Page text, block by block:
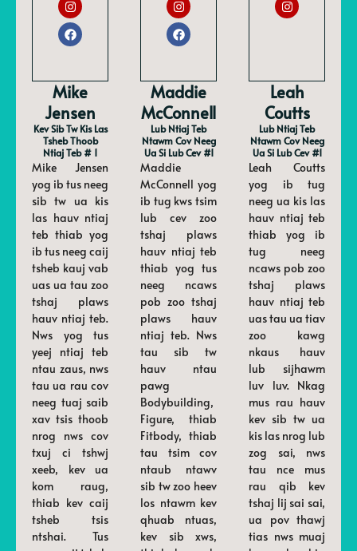
Mike
Jensen
Kev Sib Tw Kis Las
Tsheb Thoob
Ntiaj Teb # 1
Mike Jensen
yog ib tus neeg
sib tw ua kis
las hauv ntiaj
teb thiab yog
ib tus neeg caij
tsheb kauj vab
uas ua tau zoo
tshaj plaws
hauv ntiaj teb.
Nws yog tus
yeej ntiaj teb
ntau zaus, nws
tau ua rau cov
neeg tuaj saib
xav tsis thoob
nrog nws cov
txuj ci tshwj
xeeb, kev ua
kom raug,
thiab kev caij
tsheb tsis
ntshai. Tus
Maddie
McConnell
Lub Ntiaj Teb
Ntawm Cov Neeg
Ua Si Lub Cev #1
Maddie
McConnell yog
ib tug kws tsim
lub cev zoo
tshaj plaws
hauv ntiaj teb
thiab yog tus
neeg ncaws
pob zoo tshaj
plaws hauv
ntiaj teb. Nws
tau sib tw
hauv ntau
pawg
Bodybuilding,
Figure, thiab
Fitbody, thiab
tau tsim cov
ntaub ntawv
sib tw zoo heev
los ntawm kev
qhuab ntuas,
kev sib xws,
Leah
Coutts
Lub Ntiaj Teb
Ntawm Cov Neeg
Ua Si Lub Cev #1
Leah Coutts
yog ib tug
neeg ua kis las
hauv ntiaj teb
thiab yog ib
tug neeg
ncaws pob zoo
tshaj plaws
hauv ntiaj teb
uas tau ua tiav
zoo kawg
nkaus hauv
lub sijhawm
luv luv. Nkag
mus rau hauv
kev sib tw ua
kis las nrog lub
zog sai, nws
tau nce mus
rau qib kev
tshaj lij sai sai,
ua pov thawj
tias nws muaj